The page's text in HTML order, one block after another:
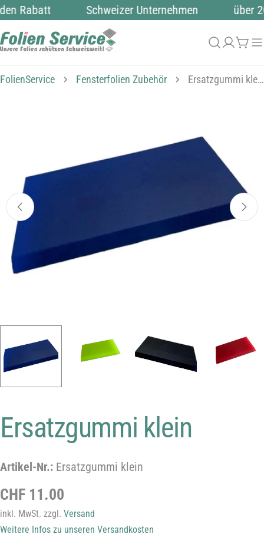
Zum
Inhalt
springen
Rabatt Schweizer Unternehmen über
FolienService Fensterfolien Zubehör Ersatzgummi klein
Produktinformationen
Sie das Medium 0 im Modalmodus
Ersatzgummi klein
Artikel-Nr.: Ersatzgummi klein
Regulärer
Preis
CHF 11.00
inkl. MwSt. zzgl. Versand
Weitere Infos zu unseren Versandkosten
Haben Sie eine Frage zum Produkt
Name
Ihre
E-
Mail-
Adresse
Ihre
Telefonnummer